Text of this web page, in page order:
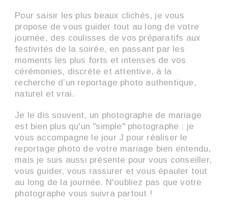
Pour saisir les plus beaux clichés, je vous
propose de vous guider tout au long de votre
journée, des coulisses de vos préparatifs aux
festivités de la soirée, en passant par les
moments les plus forts et intenses de vos
cérémonies, discrète et attentive, à la
recherche d’un reportage photo authentique,
naturel et vrai.
Je le dis souvent, un photographe de mariage
est bien plus qu'un "simple" photographe : je
vous accompagne le jour J pour réaliser le
reportage photo de votre mariage bien entendu,
mais je suis aussi présente pour vous conseiller,
vous guider, vous rassurer et vous épauler tout
au long de la journée. N'oubliez pas que votre
photographe vous suivra partout !